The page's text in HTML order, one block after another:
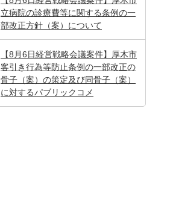
立病院の診療費等に関する条例の一
部改正方針（案）について
【8月6日経営戦略会議案件】厚木市
客引き行為等防止条例の一部改正の
骨子（案）の策定及び同骨子（案）
に対するパブリックコメ